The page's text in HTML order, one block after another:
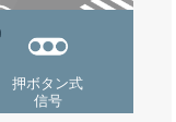
押ボタン式
信号